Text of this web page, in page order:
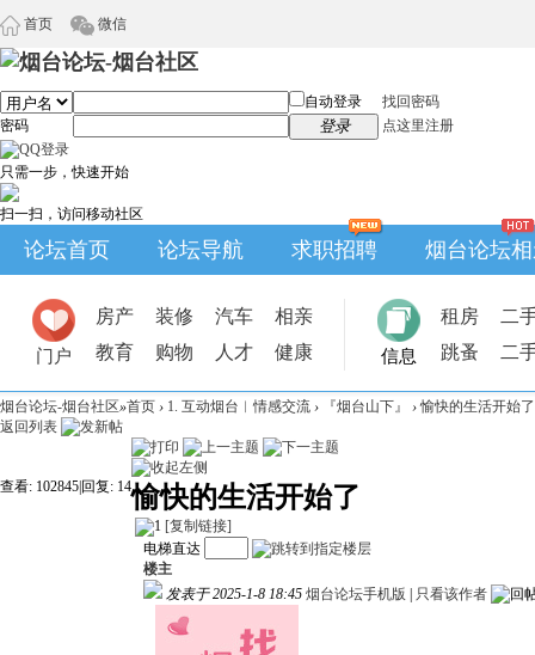
首页 微信
自动登录
找回密码
密码
登录 点这里注册
只需一步，快速开始
扫一扫，访问移动社区
论坛首页 论坛导航 求职招聘 烟台论坛
门户
房产 装修 汽车
相亲
教育
购物 人才 健康 信息
租房
二
跳蚤
二
烟台论坛-烟台社区»首页 › 1. 互动烟台︱情感交流 › 『烟台山下』 › 愉快的生活开始了
返回列表
查看: 102845 回复: 14愉快的生活开始了
[复制链接]
电梯直达
楼主
发表于 2025-1-8 18:45 烟台论坛手机版 只看该作者